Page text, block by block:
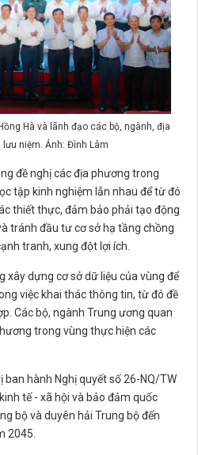
Hà và lãnh đạo các bộ, ngành, địa
niệm. Ảnh: Đình Lâm
đề nghị các địa phương trong
tập kinh nghiệm lẫn nhau để từ đó
thiết thực, đảm bảo phải tạo động
tránh đầu tư cơ sở hạ tầng chồng
tranh, xung đột lợi ích.
xây dựng cơ sở dữ liệu của vùng để
việc khai thác thông tin, từ đó đề
Các bộ, ngành Trung ương quan
trong vùng thực hiện các
hành Nghị quyết số 26-NQ/TW
tế - xã hội và bảo đảm quốc
bộ và duyên hải Trung bộ đến
2045.